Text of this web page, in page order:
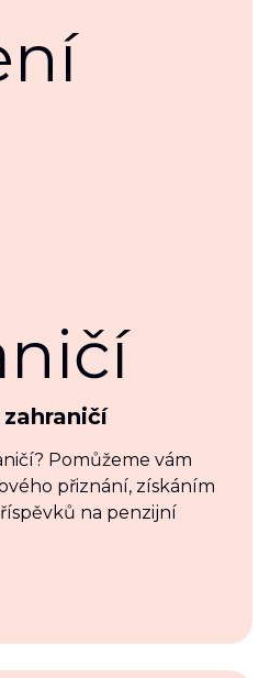
Pomůžeme vám
přiznání, získáním
na penzijní